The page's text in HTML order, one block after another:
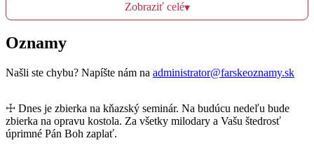
06:15
KAPLNKA Najsvätejšej Trojice
synov: Lukáša a Tomáša s rodinami
FARSKÝ KOSTOL Všetkých svätých
Zobraziť celé▾
Oznamy
Našli ste chybu? Napíšte nám na administrator@farskeoznamy.sk
☩ Dnes je zbierka na kňazský seminár. Na budúcu nedeľu bude
zbierka na opravu kostola. Za všetky milodary a Vašu štedrosť
úprimné Pán Boh zaplať.